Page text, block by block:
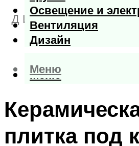
Освещение и
Вентиляция
Дизайн
Меню
Меню
плитка под